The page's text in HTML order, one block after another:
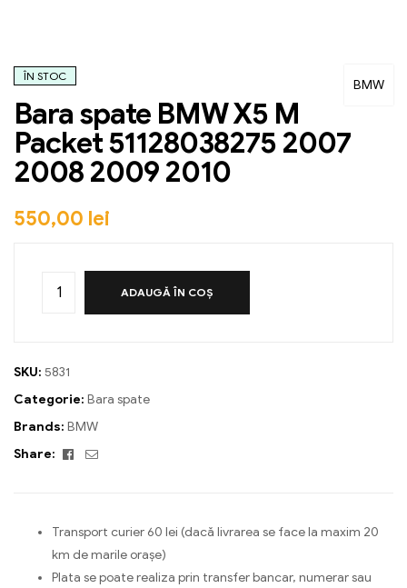
BMW
ÎN STOC
Bara spate BMW X5 M
Packet 51128038275 2007
2008 2009 2010
550,00 lei
ADAUGĂ ÎN COȘ
SKU: 5831
Categorie: Bara spate
Brands: BMW
Share:
Facebook
Email
Transport curier 60 lei (dacă livrarea se face la maxim 20
km de marile orașe)
Plata se poate realiza prin transfer bancar, numerar sau